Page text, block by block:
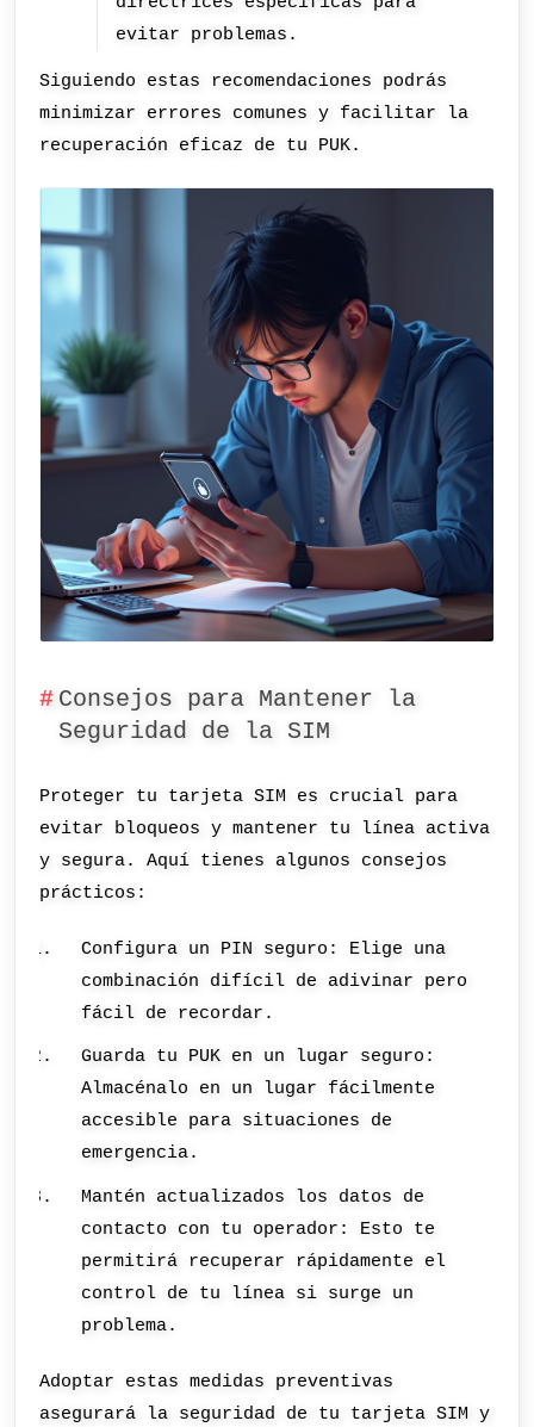
evitar problemas.
Siguiendo estas recomendaciones podrás
minimizar errores comunes y facilitar la
recuperación eficaz de tu PUK.
Consejos para Mantener la
Seguridad de la SIM
Proteger tu tarjeta SIM es crucial para
evitar bloqueos y mantener tu línea activa
y segura. Aquí tienes algunos consejos
prácticos:
Configura un PIN seguro: Elige una
combinación difícil de adivinar pero
fácil de recordar.
Guarda tu PUK en un lugar seguro:
Almacénalo en un lugar fácilmente
accesible para situaciones de
emergencia.
Mantén actualizados los datos de
contacto con tu operador: Esto te
permitirá recuperar rápidamente el
control de tu línea si surge un
problema.
Adoptar estas medidas preventivas
asegurará la seguridad de tu tarjeta SIM y